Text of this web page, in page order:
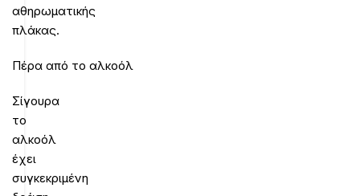
αθηρωματικής
πλάκας.
Πέρα από το αλκοόλ
Σίγουρα
το
αλκοόλ
έχει
συγκεκριμένη